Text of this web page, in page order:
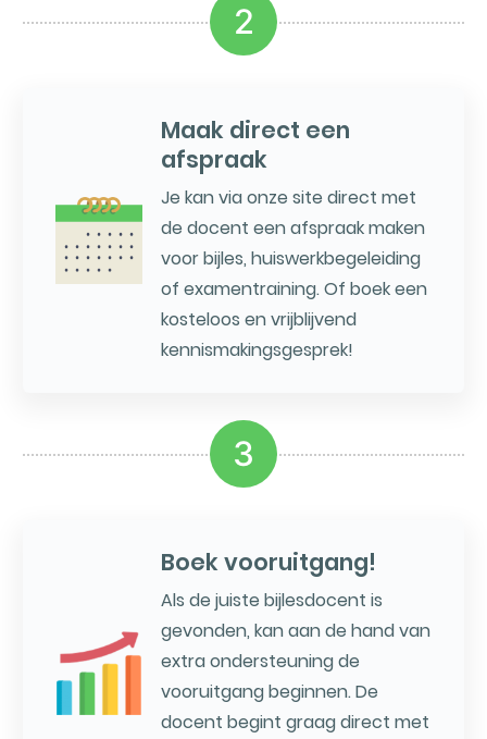
2
Maak direct een
afspraak
Je kan via onze site direct met
de docent een afspraak maken
voor bijles, huiswerkbegeleiding
of examentraining. Of boek een
kosteloos en vrijblijvend
kennismakingsgesprek!
3
Boek vooruitgang!
Als de juiste bijlesdocent is
gevonden, kan aan de hand van
extra ondersteuning de
vooruitgang beginnen. De
docent begint graag direct met